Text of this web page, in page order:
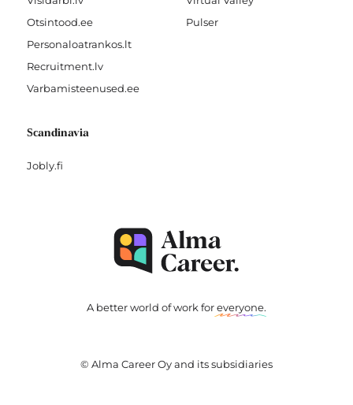
Otsintood.ee
Personaloatrankos.lt
Recruitment.lv
Varbamisteenused.ee
Pulser
Scandinavia
Jobly.fi
A better world of work foreveryone.
© Alma Career Oy and its subsidiaries